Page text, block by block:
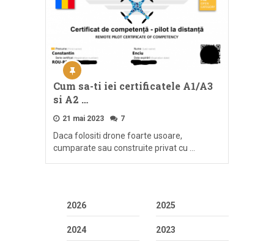
Cum sa-ti iei certificatele A1/A3
si A2 …
21 mai 2023 7
Daca folositi drone foarte usoare,
cumparate sau construite privat cu …
2026 2025
2024 2023